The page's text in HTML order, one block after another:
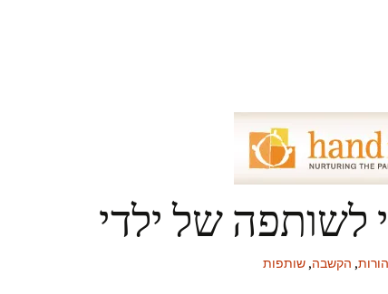
לשותפה של ילדי
הורות, הקשבה, שותפות